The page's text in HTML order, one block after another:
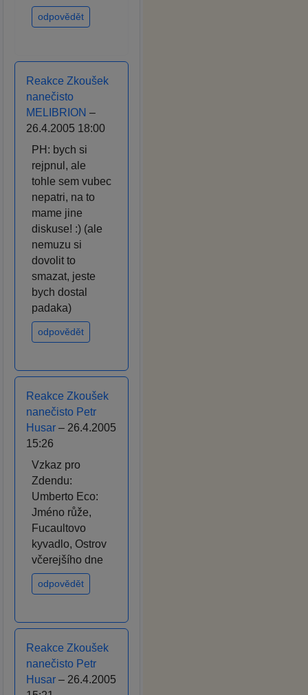
odpovědět
Reakce Zkoušek
nanečisto
MELIBRION –
26.4.2005 18:00
PH: bych si
rejpnul, ale
tohle sem vubec
nepatri, na to
mame jine
diskuse! :) (ale
nemuzu si
dovolit to
smazat, jeste
bych dostal
padaka)
odpovědět
Reakce Zkoušek
nanečisto Petr
Husar – 26.4.2005
15:26
Vzkaz pro
Zdendu:
Umberto Eco:
Jméno růže,
Fucaultovo
kyvadlo, Ostrov
včerejšího dne
odpovědět
Reakce Zkoušek
nanečisto Petr
Husar – 26.4.2005